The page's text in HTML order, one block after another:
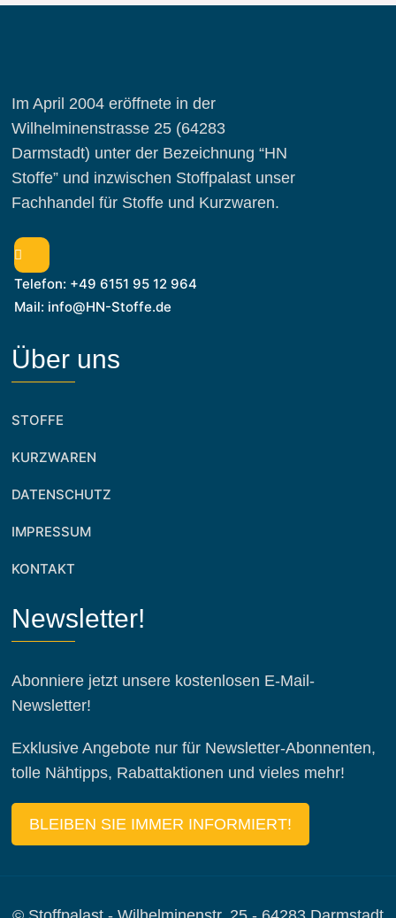
Im April 2004 eröffnete in der
Wilhelminenstrasse 25 (64283
Darmstadt) unter der Bezeichnung “HN
Stoffe” und inzwischen Stoffpalast unser
Fachhandel für Stoffe und Kurzwaren.
Telefon: +49 6151 95 12 964
Mail: info@HN-Stoffe.de
Über uns
STOFFE
KURZWAREN
DATENSCHUTZ
IMPRESSUM
KONTAKT
Newsletter!
Abonniere jetzt unsere kostenlosen E-Mail-
Newsletter!
Exklusive Angebote nur für Newsletter-Abonnenten,
tolle Nähtipps, Rabattaktionen und vieles mehr!
BLEIBEN SIE IMMER INFORMIERT!